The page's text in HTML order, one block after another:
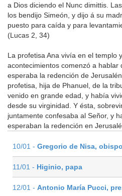
a Dios diciendo el Nunc dimittis.
los bendijo Simeón, y dijo á su
puesto para caída y para
(Lucas 2, 34)
La profetisa Ana vivía en el templo
acontecimientos comenzó a hablar
esperaba la redención de
profetisa, hija de Phanuel, de la
venido en grande edad, y había
desde su virginidad. Y ésta,
juntamente confesaba al Señor, y
esperaban la redención en
10/01 - Gregorio de Nisa, obispo
11/01 - Higinio, papa
12/01 - Antonio María Pucci,